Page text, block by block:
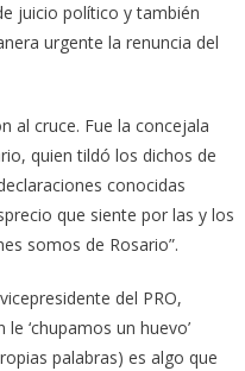
juicio político y también
urgente la renuncia del
al cruce. Fue la concejala
quien tildó los dichos de
conocidas
que siente por las y los
somos de Rosario”.
del PRO,
‘chupamos un huevo’
palabras) es algo que